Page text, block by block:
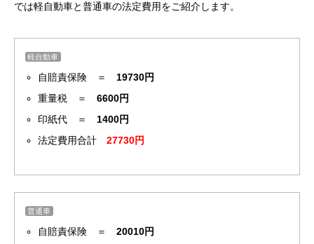
では軽自動車と普通車の法定費用をご紹介します。
軽自動車
自賠責保険 ＝ 19730円
重量税 ＝6600円
印紙代 ＝ 1400円
法定費用合計27730円
普通車
自賠責保険 ＝20010円